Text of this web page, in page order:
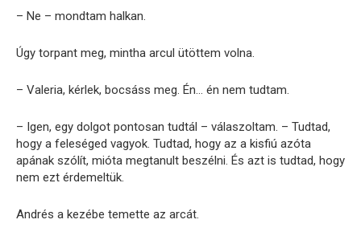
– Ne – mondtam halkan.
Úgy torpant meg, mintha arcul ütöttem volna.
– Valeria, kérlek, bocsáss meg. Én… én nem tudtam.
– Igen, egy dolgot pontosan tudtál – válaszoltam. – Tudtad,
hogy a feleséged vagyok. Tudtad, hogy az a kisfiú azóta
apának szólít, mióta megtanult beszélni. És azt is tudtad, hogy
nem ezt érdemeltük.
Andrés a kezébe temette az arcát.